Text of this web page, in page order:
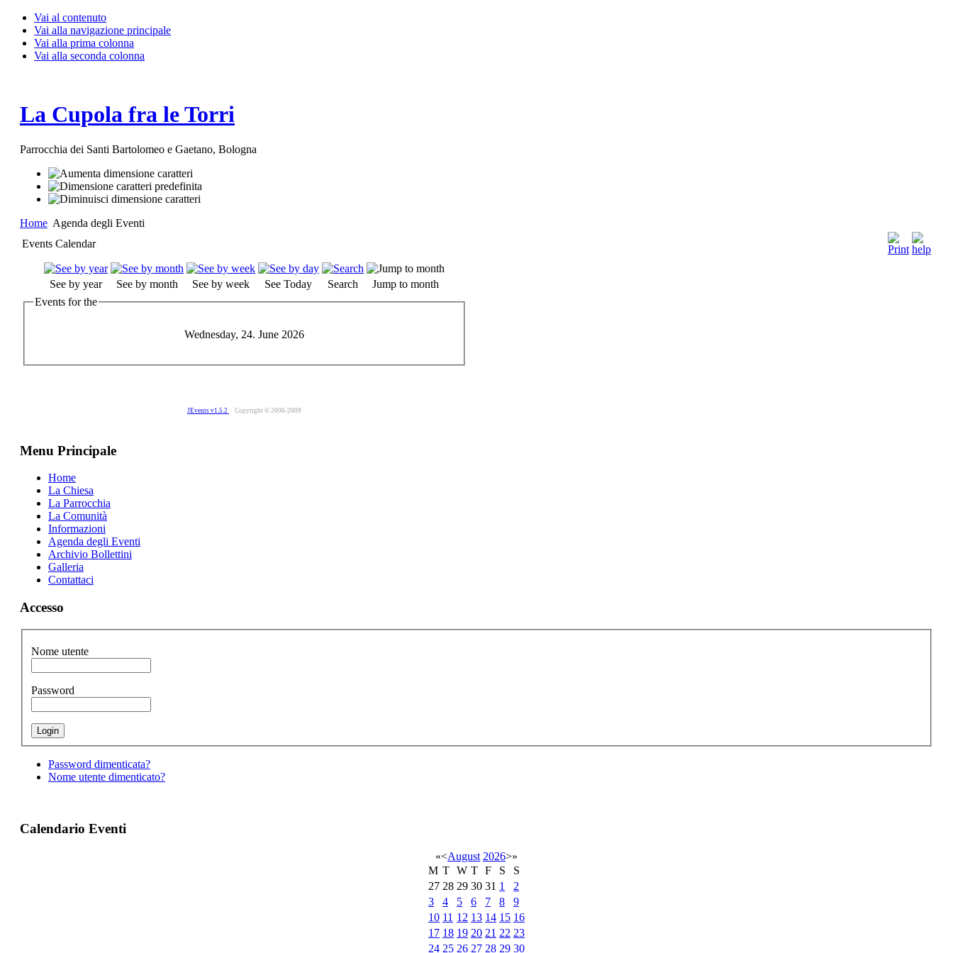
Vai al contenuto
Vai alla navigazione principale
Vai alla prima colonna
Vai alla seconda colonna
La Cupola fra le Torri
Parrocchia dei Santi Bartolomeo e Gaetano, Bologna
Home Agenda degli Eventi
Events Calendar
See by year See by month See by week See Today Search
Jump to month
Events for the
Wednesday, 24. June 2026
JEvents v1.5.2 Copyright © 2006-2009
Menu Principale
Home
La Chiesa
La Parrocchia
La Comunità
Informazioni
Agenda degli Eventi
Archivio Bollettini
Galleria
Contattaci
Accesso
Nome utente
Password
Password dimenticata?
Nome utente dimenticato?
Calendario Eventi
«<August 2026>»
M T W T F S
S
27 28 29 30 31 1
2
3
4 5 6 7 8
9
10 11 12 13 14 15 16
17 18 19 20 21 22 23
24 25 26 27 28 29 30